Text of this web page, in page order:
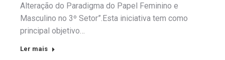
Alteração do Paradigma do Papel Feminino e
Masculino no 3º Setor”.Esta iniciativa tem como
principal objetivo…
Ler mais